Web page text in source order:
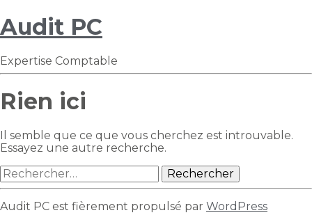
Audit PC
Expertise Comptable
Rien ici
Il semble que ce que vous cherchez est introuvable.
Essayez une autre recherche.
Rechercher :
Audit PC est fièrement propulsé par WordPress